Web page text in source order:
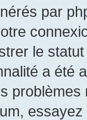
par
le
a été